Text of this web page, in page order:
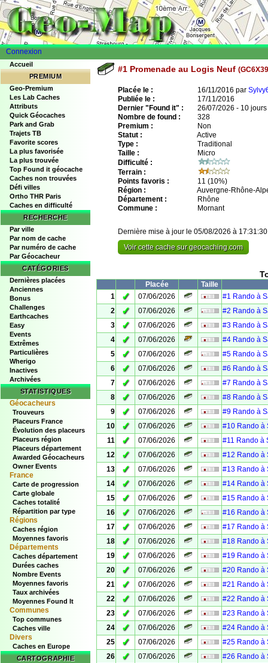
Connexion
Accueil
PREMIUM
Geo-Premium
Les Lab Caches
Attributs
Quick Géocaches
Park and Grab
Trajets TB
Favorite scores
La plus favorisée
La plus trouvée
Top Found it géocache
Caches non trouvées
Défi villes
Ortho THR Paris
Caches en difficulté
RECHERCHE
Par ville
Par nom de cache
Par numéro de cache
Par Géocacheur
CATÉGORIES
Dernières placées
Anciennes
Bonus
Challenges
Earthcaches
Easy
Events
Extrêmes
Particulières
Wherigo
Inactives
Archivées
STATISTIQUES
Géocacheurs
Trouveurs
Placeurs France
Évolution des placeurs
Placeurs région
Placeurs département
Awarded Géocacheurs
Owner Events
France
Carte de progression
Carte globale
Caches totalité
Répartition par type
Régions
Caches région
Moyennes favoris
Départements
Caches département
Durées caches
Nombre Events
Moyennes favoris
Taux archivées
Moyennes Found It
Communes
Top communes
Caches ville
Divers
Caches en Europe
CARTOGRAPHIE
#1 Promenade au Logis Neuf
Placée le : 16/11/2016 par
Publiée le :
17/11/2016
Dernier "Found it" :
26/07/2026 - 10 jours
Nombre de found :
328
Premium :
Non
Statut :
Active
Type :
Traditional
Taille :
Micro
Difficulté :
Terrain :
Points favoris :
11 (10%)
Région :
Auvergne-Rhône-
Département :
Rhône
Commune :
Mornant
Dernière mise à jour le 05/08/2026 à 17:31:30
Voir cette cache sur geocaching.com
Placée
Taille
1
✓ 07/06/2026
#1 Rando à
2
✓ 07/06/2026
#2 Rando à
3
✓ 07/06/2026
#3 Rando à
4
✓ 07/06/2026
#4 Rando à
5
✓ 07/06/2026
#5 Rando à
6
✓ 07/06/2026
#6 Rando à
7
✓ 07/06/2026
#7 Rando à
8
✓ 07/06/2026
#8 Rando à
9
✓ 07/06/2026
#9 Rando à
10
✓ 07/06/2026
#10 Rando à
11
✓ 07/06/2026
#11 Rando à
12
✓ 07/06/2026
#12 Rando à
13
✓ 07/06/2026
#13 Rando à
14
✓ 07/06/2026
#14 Rando à
15
✓ 07/06/2026
#15 Rando à
16
✓ 07/06/2026
#16 Rando à
17
✓ 07/06/2026
#17 Rando à
18
✓ 07/06/2026
#18 Rando à
19
✓ 07/06/2026
#19 Rando à
20
✓ 07/06/2026
#20 Rando à
21
✓ 07/06/2026
#21 Rando à
22
✓ 07/06/2026
#22 Rando à
23
✓ 07/06/2026
#23 Rando à
24
✓ 07/06/2026
#24 Rando à
25
✓ 07/06/2026
#25 Rando à
26
✓ 07/06/2026
#26 Rando à